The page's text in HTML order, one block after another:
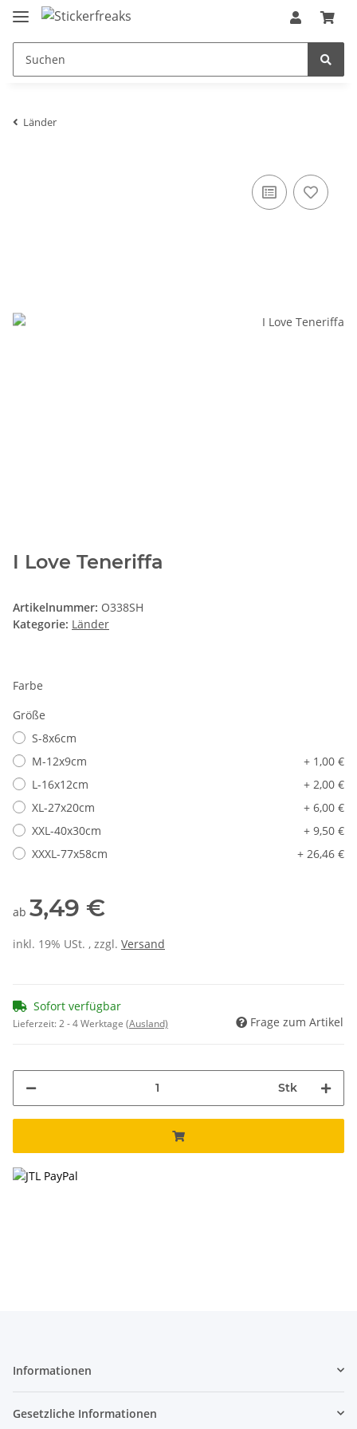
Länder
I Love Teneriffa
Artikelnummer: O338SH
Kategorie: Länder
Farbe
Größe
S-8x6cm
M-12x9cm
+ 1,00 €
L-16x12cm
+ 2,00 €
XL-27x20cm
+ 6,00 €
XXL-40x30cm
+ 9,50 €
XXXL-77x58cm
+ 26,46 €
ab 3,49 €
inkl. 19% USt. , zzgl. Versand
Sofort verfügbar
Lieferzeit:2 - 4 Werktage (Ausland) Frage zum Artikel
Stk
Informationen
Gesetzliche Informationen